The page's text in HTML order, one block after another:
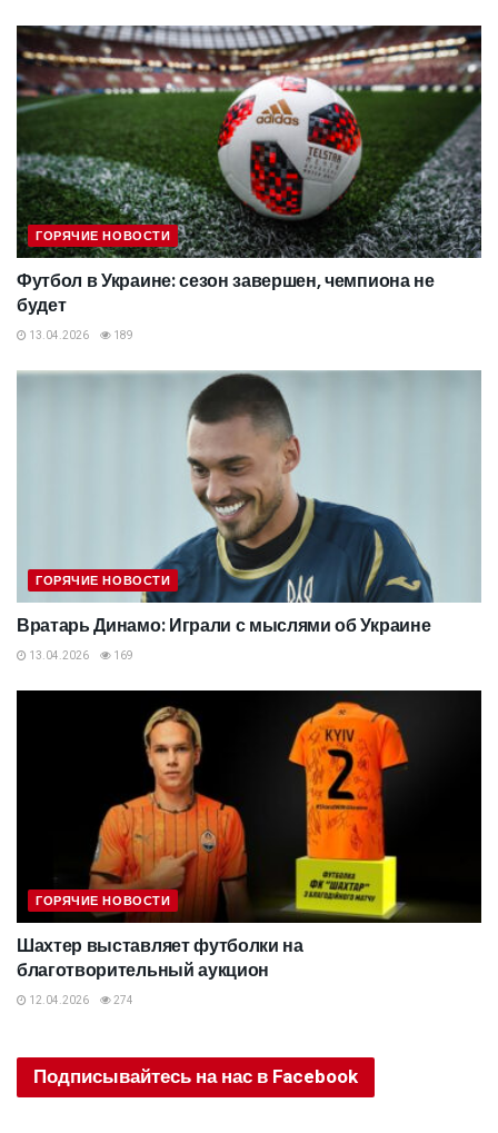
ГОРЯЧИЕ НОВОСТИ
Футбол в Украине: сезон завершен, чемпиона не
будет
13.04.2026 189
ГОРЯЧИЕ НОВОСТИ
Вратарь Динамо: Играли с мыслями об Украине
13.04.2026 169
ГОРЯЧИЕ НОВОСТИ
Шахтер выставляет футболки на
благотворительный аукцион
12.04.2026 274
Подписывайтесь на нас в Facebook